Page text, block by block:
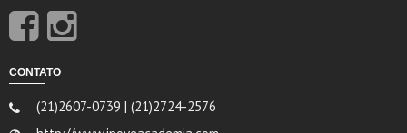
CONTATO
(21)2607-0739 | (21)2724-2576